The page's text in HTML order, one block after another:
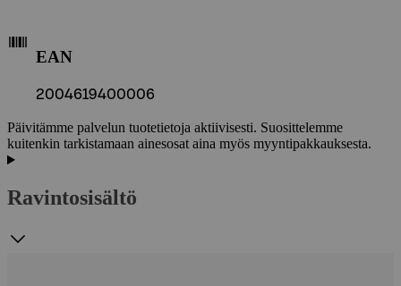
EAN
2004619400006
Päivitämme palvelun tuotetietoja aktiivisesti. Suosittelemme
kuitenkin tarkistamaan ainesosat aina myös myyntipakkauksesta.
Ravintosisältö